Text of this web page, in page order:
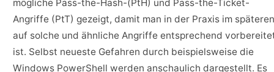
mögliche Pass-the-Hash-(PtH) und Pass-the-Ticket-
Angriffe (PtT) gezeigt, damit man in der Praxis im späteren
auf solche und ähnliche Angriffe entsprechend
ist. Selbst neueste Gefahren durch beispielsweise die
Windows PowerShell werden anschaulich dargestellt. Es